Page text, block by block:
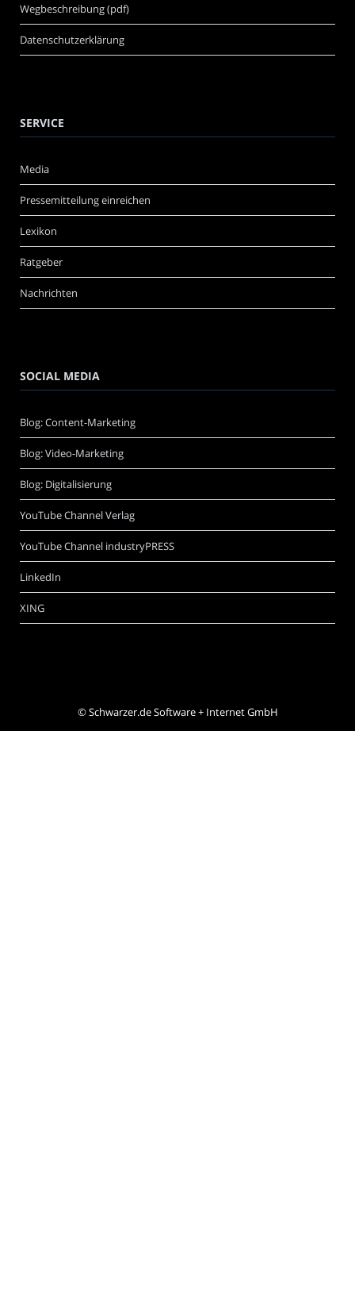
Wegbeschreibung (pdf)
Datenschutzerklärung
SERVICE
Media
Pressemitteilung einreichen
Lexikon
Ratgeber
Nachrichten
SOCIAL MEDIA
Blog: Content-Marketing
Blog: Video-Marketing
Blog: Digitalisierung
YouTube Channel Verlag
YouTube Channel industryPRESS
LinkedIn
XING
©Schwarzer.de Software + Internet GmbH